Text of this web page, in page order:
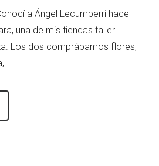
a Ángel Lecumberri hace
una de mis tiendas taller
Los dos comprábamos flores;